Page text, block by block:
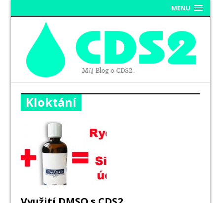
MENU
Kloktání